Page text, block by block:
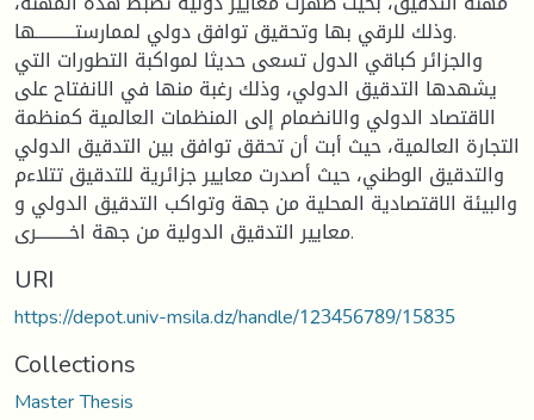
وذلك للرقي بها وتحقيق توافق دولي لممارستـــــــــــها.
والجزائر كباقي الدول تسعى حديثا لمواكبة التطورات التي
يشهدها التدقيق الدولي، وذلك رغبة منها في الانفتاح على
الاقتصاد الدولي والانضمام إلى المنظمات العالمية كمنظمة
التجارة العالمية، حيث أبت أن تحقق توافق بين التدقيق الدولي
والتدقيق الوطني، حيث أصدرت معايير جزائرية للتدقيق تتلاءم
والبيئة الاقتصادية المحلية من جهة وتواكب التدقيق الدولي و
معايير التدقيق الدولية من جهة اخـــــــــرى.
URI
https://depot.univ-msila.dz/handle/123456789/15835
Collections
Master Thesis